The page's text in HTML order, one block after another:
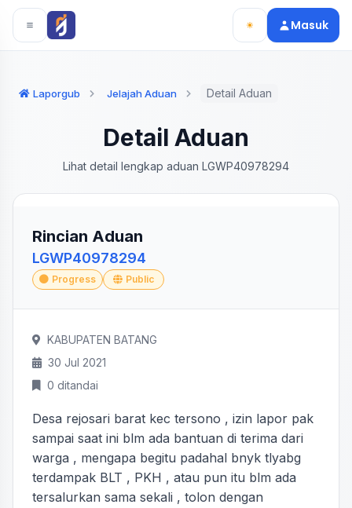
Langsung ke konten utama
Langsung ke navigasi
Masuk
Laporgub Jelajah Aduan Detail Aduan
Detail Aduan
Lihat detail lengkap aduan LGWP40978294
Rincian Aduan
LGWP40978294
Progress Public
KABUPATEN BATANG
30 Jul 2021
0 ditandai
Desa rejosari barat kec tersono , izin lapor pak
sampai saat ini blm ada bantuan di terima dari
warga , mengapa begitu padahal bnyk tlyabg
terdampak BLT , PKH , atau pun itu blm ada
tersalurkan sama sekali , tolon dengan